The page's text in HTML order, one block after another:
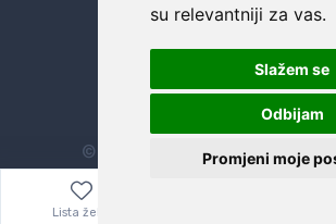
su relevantniji za vas.
Slažem se
Odbijam
Promjeni moje
© Sva prava zadržana. Dopi
Lista želja